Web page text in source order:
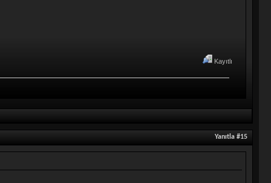
Kayıtlı
Yanıtla #15